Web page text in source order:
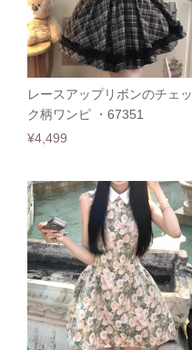
レースアップリボンのチェッ
ク柄ワンピ ・67351
¥4,499